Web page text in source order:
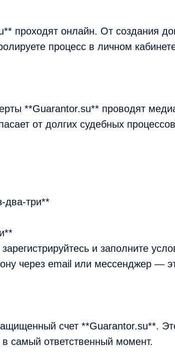
проходят онлайн. От создания
процесс в личном
**Guarantor.su** проводят
от долгих судебных
два-три**
и заполните
через email или мессенджер —
счет **Guarantor.su**.
в самый ответственный момент.